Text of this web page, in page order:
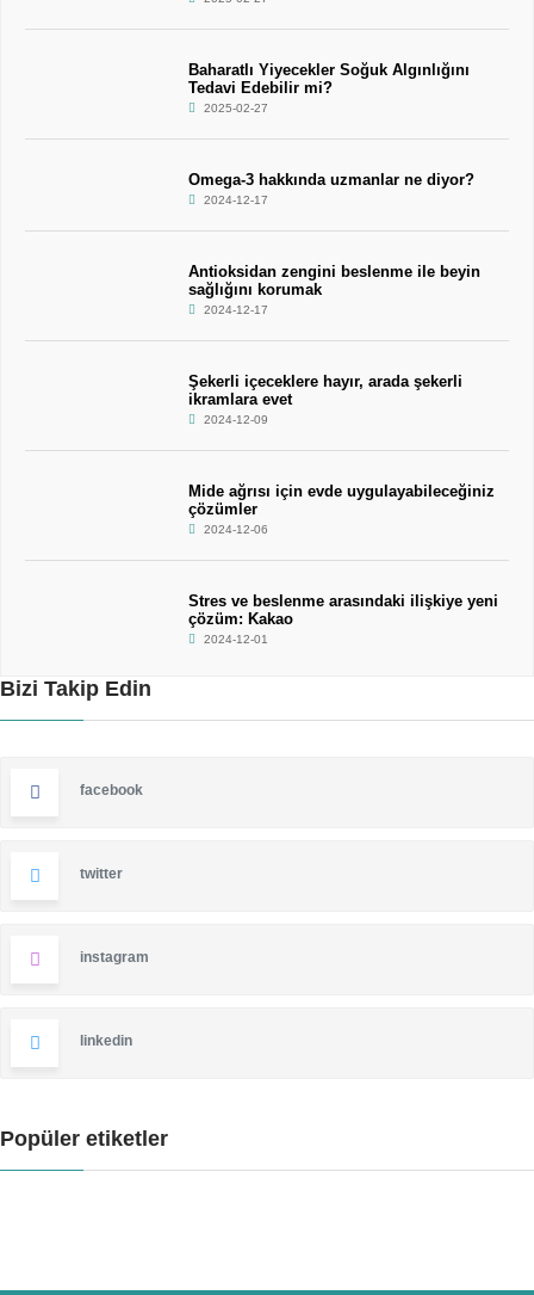
Baharatlı Yiyecekler Soğuk Algınlığını
Tedavi Edebilir mi?
2025-02-27
Omega-3 hakkında uzmanlar ne diyor?
2024-12-17
Antioksidan zengini beslenme ile beyin
sağlığını korumak
2024-12-17
Şekerli içeceklere hayır, arada şekerli
ikramlara evet
2024-12-09
Mide ağrısı için evde uygulayabileceğiniz
çözümler
2024-12-06
Stres ve beslenme arasındaki ilişkiye yeni
çözüm: Kakao
2024-12-01
Bizi Takip Edin
facebook
twitter
instagram
linkedin
Popüler etiketler